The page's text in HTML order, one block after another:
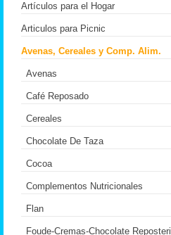
Artículos para el Hogar
Articulos para Picnic
Avenas, Cereales y Comp. Alim.
Avenas
Café Reposado
Cereales
Chocolate De Taza
Cocoa
Complementos Nutricionales
Flan
Foude-Cremas-Chocolate Reposteri